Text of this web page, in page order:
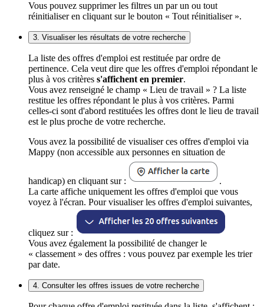
Vous pouvez supprimer les filtres un par un ou tout
réinitialiser en cliquant sur le bouton « Tout réinitialiser ».
3. Visualiser les résultats de votre recherche
La liste des offres d'emploi est restituée par ordre de
pertinence. Cela veut dire que les offres d'emploi répondant le
plus à vos critères s'affichent en premier.
Vous avez renseigné le champ « Lieu de travail » ? La liste
restitue les offres répondant le plus à vos critères. Parmi
celles-ci sont d'abord restituées les offres dont le lieu de travail
est le plus proche de votre recherche.
Vous avez la possibilité de visualiser ces offres d'emploi via
Mappy (non accessible aux personnes en situation de
handicap) en cliquant sur :
.
La carte affiche uniquement les offres d'emploi que vous
voyez à l'écran. Pour visualiser les offres d'emploi suivantes,
cliquez sur :
Vous avez également la possibilité de changer le
« classement » des offres : vous pouvez par exemple les trier
par date.
4. Consulter les offres issues de votre recherche